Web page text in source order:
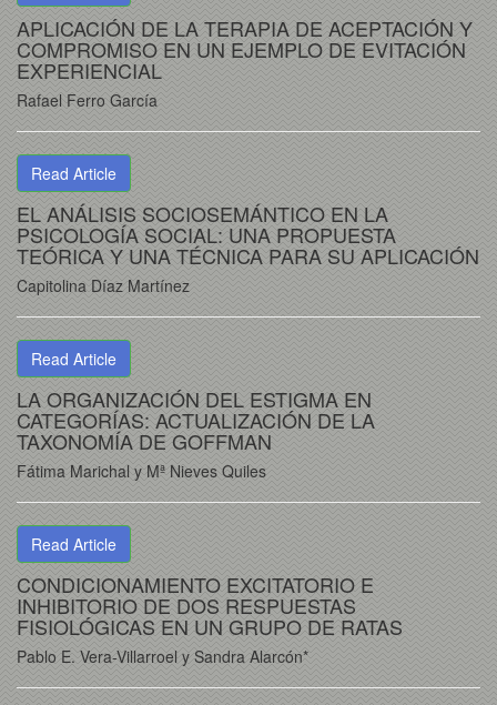
APLICACIÓN DE LA TERAPIA DE ACEPTACIÓN Y
COMPROMISO EN UN EJEMPLO DE EVITACIÓN
EXPERIENCIAL
Rafael Ferro García
Read Article
EL ANÁLISIS SOCIOSEMÁNTICO EN LA
PSICOLOGÍA SOCIAL: UNA PROPUESTA
TEÓRICA Y UNA TÉCNICA PARA SU APLICACIÓN
Capitolina Díaz Martínez
Read Article
LA ORGANIZACIÓN DEL ESTIGMA EN
CATEGORÍAS: ACTUALIZACIÓN DE LA
TAXONOMÍA DE GOFFMAN
Fátima Marichal y Mª Nieves Quiles
Read Article
CONDICIONAMIENTO EXCITATORIO E
INHIBITORIO DE DOS RESPUESTAS
FISIOLÓGICAS EN UN GRUPO DE RATAS
Pablo E. Vera-Villarroel y Sandra Alarcón*